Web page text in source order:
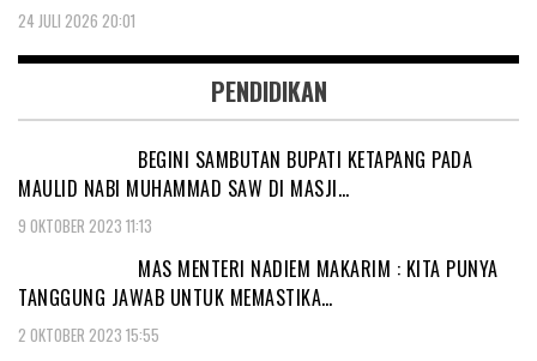
24 JULI 2026 20:01
PENDIDIKAN
BEGINI SAMBUTAN BUPATI KETAPANG PADA
MAULID NABI MUHAMMAD SAW DI MASJI…
9 OKTOBER 2023 11:13
MAS MENTERI NADIEM MAKARIM : KITA PUNYA
TANGGUNG JAWAB UNTUK MEMASTIKA…
2 OKTOBER 2023 15:55